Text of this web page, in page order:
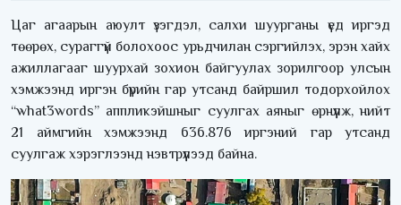
Цаг агаарын аюулт үзэгдэл, салхи шуурганы үед иргэд
төөрөх, сураггүй болохоос урьдчилан сэргийлэх, эрэн хайх
ажиллагааг шуурхай зохион байгуулах зорилгоор улсын
хэмжээнд иргэн бүрийн гар утсанд байршил тодорхойлох
“what3words” аппликэйшныг суулгах аяныг өрнүүлж, нийт
21 аймгийн хэмжээнд 636.876 иргэний гар утсанд
суулгаж хэрэглээнд нэвтрүүлээд байна.